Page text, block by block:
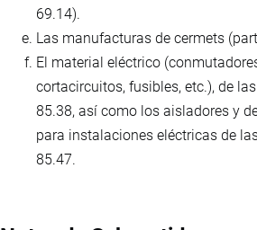
69.14).
Las manufacturas de cermets
El material eléctrico
cortacircuitos, fusibles, etc.), de
85.38, así como los aisladores y
para instalaciones eléctricas de
85.47.